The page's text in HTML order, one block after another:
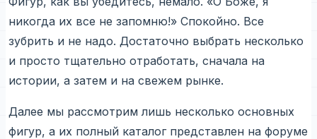
никогда их все не запомню!» Спокойно. Все
зубрить и не надо. Достаточно выбрать несколько
и просто тщательно отработать, сначала на
истории, а затем и на свежем рынке.
Далее мы рассмотрим лишь несколько основных
фигур, а их полный каталог представлен на форуме